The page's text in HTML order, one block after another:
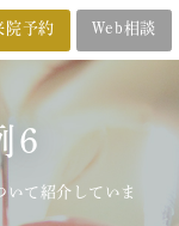
院予約 Web相談
オンライン相談
6
いて紹介していま